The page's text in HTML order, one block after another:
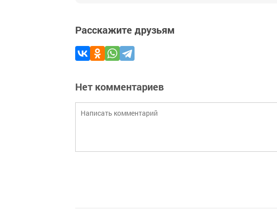
Расскажите друзьям
Нет комментариев